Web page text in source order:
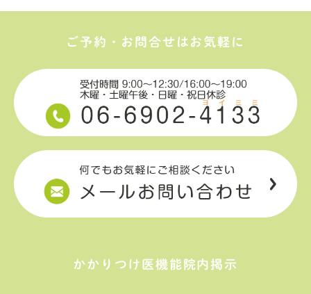
ご予約・お問合せはお気軽に
かかりつけ医機能院内掲示